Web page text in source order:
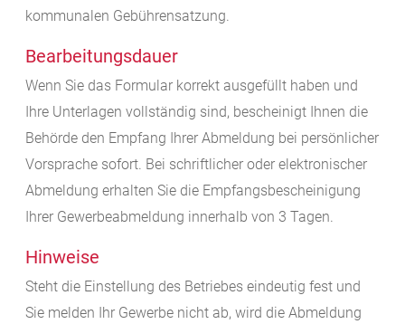
kommunalen Gebührensatzung.
Bearbeitungsdauer
Wenn Sie das Formular korrekt ausgefüllt haben und
Ihre Unterlagen vollständig sind, bescheinigt Ihnen die
Behörde den Empfang Ihrer Abmeldung bei persönlicher
Vorsprache sofort. Bei schriftlicher oder elektronischer
Abmeldung erhalten Sie die Empfangsbescheinigung
Ihrer Gewerbeabmeldung innerhalb von 3 Tagen.
Hinweise
Steht die Einstellung des Betriebes eindeutig fest und
Sie melden Ihr Gewerbe nicht ab, wird die Abmeldung